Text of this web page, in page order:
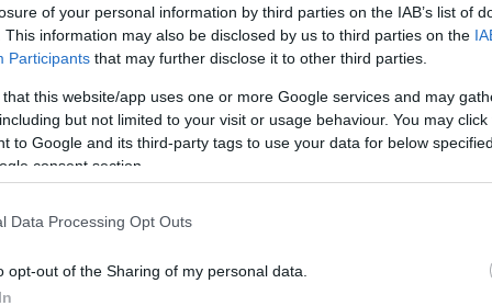
of your personal information by third parties on the IAB’s list of
This information may also be disclosed by us to third parties on the
Participants that may further disclose it to other third parties.
that this website/app uses one or more Google services and may
but not limited to your visit or usage behaviour. You may
to Google and its third-party tags to use your data for below
consent section.
Data Processing Opt Outs
opt-out of the Sharing of my personal data.
ξεκινά την παραγωγή του ID. Buzz στο ριζικά
εργοστάσιο στο Ανόβερο με την προοπτική της
και 130.000 οχημάτων ετησίως.
είναι το ηλεκτρικό VW ID.
θα προστεθεί σε λίγο καιρό στην ηλεκτρική